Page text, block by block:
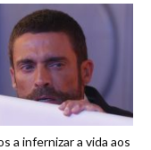
a infernizar a vida aos